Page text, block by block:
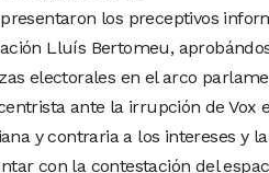
los preceptivos
Lluís Bertomeu,
electorales en el arco
ante la irrupción de Vox
y contraria a los intereses y
con la contestación del